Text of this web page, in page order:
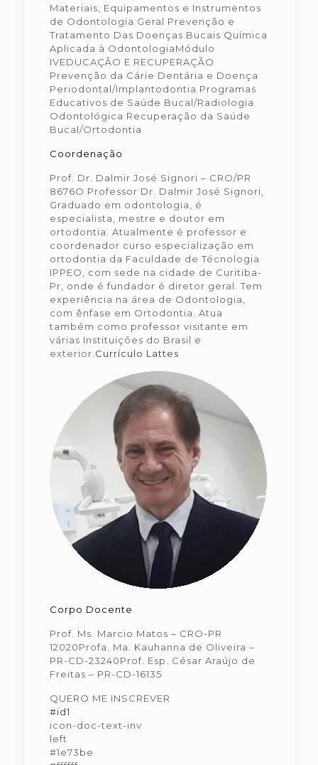
Materiais, Equipamentos e Instrumentos
de Odontologia Geral Prevenção e
Tratamento Das Doenças Bucais Química
Aplicada à OdontologiaMódulo
IVEDUCAÇÃO E RECUPERAÇÃO
Prevenção da Cárie Dentária e Doença
Periodontal/Implantodontia Programas
Educativos de Saúde Bucal/Radiologia
Odontológica Recuperação da Saúde
Bucal/Ortodontia
Coordenação
Prof. Dr. Dalmir José Signori – CRO/PR
8676O Professor Dr. Dalmir José Signori,
Graduado em odontologia, é
especialista, mestre e doutor em
ortodontia. Atualmente é professor e
coordenador curso especialização em
ortodontia da Faculdade de Técnologia
IPPEO, com sede na cidade de Curitiba-
Pr, onde é fundador é diretor geral. Tem
experiência na área de Odontologia,
com ênfase em Ortodontia. Atua
também como professor visitante em
várias Instituições do Brasil e
exterior. Currículo Lattes
Corpo Docente
Prof. Ms. Marcio Matos – CRO-PR
12020Profa. Ma. Kauhanna de Oliveira –
PR-CD-23240Prof. Esp. César Araújo de
Freitas – PR-CD-16135
QUERO ME INSCREVER
#id1
icon-doc-text-inv
left
#1e73be